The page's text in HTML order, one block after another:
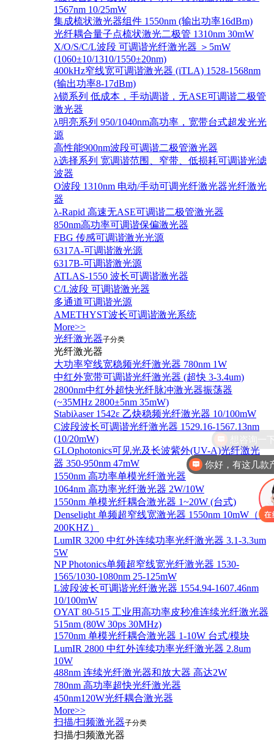
1567nm 10/25mW
集成梳状激光器组件 1550nm (输出功率16dBm)
光纤耦合量子点梳状激光二极管 1310nm 30mW
X/O/S/C/L波段 可调谐光纤激光器 ＞5mW
(1060±10/1310/1550±20nm)
400kHz窄线宽可调谐激光器 (iTLA) 1528-1568nm
(输出功率8-17dBm)
λ锁系列 低成本，手动调谐，无ASE可调谐二极管
激光器
λ明亮系列 950/1040nm高功率，宽带台式超发光光
源
高性能900nm波段可调谐二极管激光器
λ选择系列 宽调谐范围、窄带、低损耗可调谐光滤
波器
O波段 1310nm 电动/手动可调光纤激光器光纤激光
器
λ-Rapid 高速无ASE可调谐二极管激光器
850nm高功率可调谐保偏激光器
FBG 传感可调谐激光光源
6317A-可调谐激光源
6317B-可调谐激光源
ATLAS-1550 波长可调谐激光器
C/L波段 可调谐激光器
多通道可调谐光源
AMETHYST波长可调谐激光系统
More>>
光纤激光器子分类
光纤激光器
大功率窄线宽稳频光纤激光器 780nm 1W
中红外宽带可调谐光纤激光器 (超快 3-3.4um)
2800nm中红外超快光纤脉冲激光器振荡器
(~35MHz 2800±5nm 35mW)
Stabiλaser 1542ε 乙炔稳频光纤激光器 10/100mW
C波段波长可调谐光纤激光器 1529.16-1567.13nm
(10/20mW)
GLOphotonics可见光及长波紫外(UV-A)光纤激光
器 350-950nm 47mW
1550nm 高功率单模光纤激光器
1064nm 高功率光纤激光器 2W/10W
1550nm 单模光纤耦合激光器 1~20W (台式)
Denselight 单频超窄线宽激光器 1550nm 10mW（＜
200KHZ）
LumIR 3200 中红外连续功率光纤激光器 3.1-3.3um
5W
NP Photonics单频超窄线宽光纤激光器 1530-
1565/1030-1080nm 25-125mW
L波段波长可调谐光纤激光器 1554.94-1607.46nm
10/100mW
OYAT 80-515 工业用高功率皮秒准连续光纤激光器
515nm (80W 30ps 30MHz)
1570nm 单模光纤耦合激光器 1-10W 台式/模块
LumIR 2800 中红外连续功率光纤激光器 2.8um
10W
488nm 连续光纤激光器和放大器 高达2W
780nm 高功率超快光纤激光器
450nm120W光纤耦合激光器
More>>
扫描/扫频激光器子分类
扫描/扫频激光器
你好，有这几款